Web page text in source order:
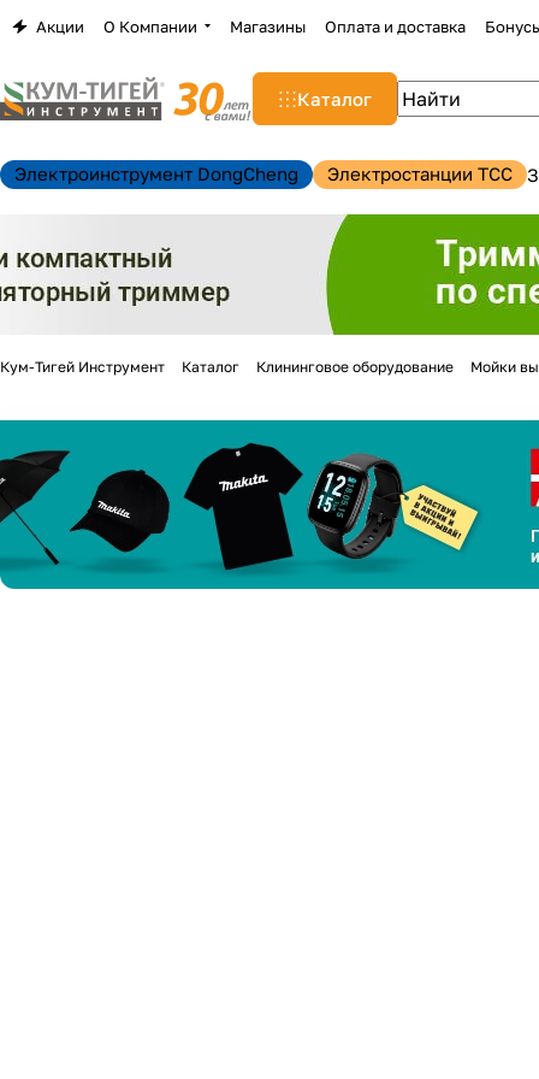
Акции О Компании Магазины Оплата и доставка
Каталог
Электроинструмент DongCheng Электростанции TCC
Кум-Тигей Инструмент Каталог Клининговое оборудование Мойки